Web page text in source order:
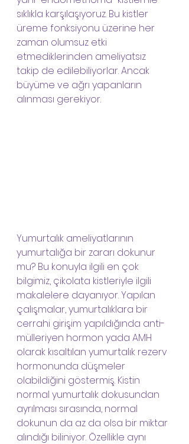
sıklıkla karşılaşıyoruz. Bu kistler
üreme fonksiyonu üzerine her
zaman olumsuz etki
etmediklerinden ameliyatsız
takip de edilebiliyorlar. Ancak
büyüme ve ağrı yapanların
alınması gerekiyor.
Yumurtalık ameliyatlarının
yumurtalığa bir zararı dokunur
mu? Bu konuyla ilgili en çok
bilgimiz, çikolata kistleriyle ilgili
makalelere dayanıyor. Yapılan
çalışmalar, yumurtalıklara bir
cerrahi girişim yapıldığında anti-
mülleriyen hormon yada AMH
olarak kısaltılan yumurtalık rezerv
hormonunda düşmeler
olabildiğini göstermiş. Kistin
normal yumurtalık dokusundan
ayrılması sırasında, normal
dokunun da az da olsa bir miktar
alındığı biliniyor. Özellikle aynı